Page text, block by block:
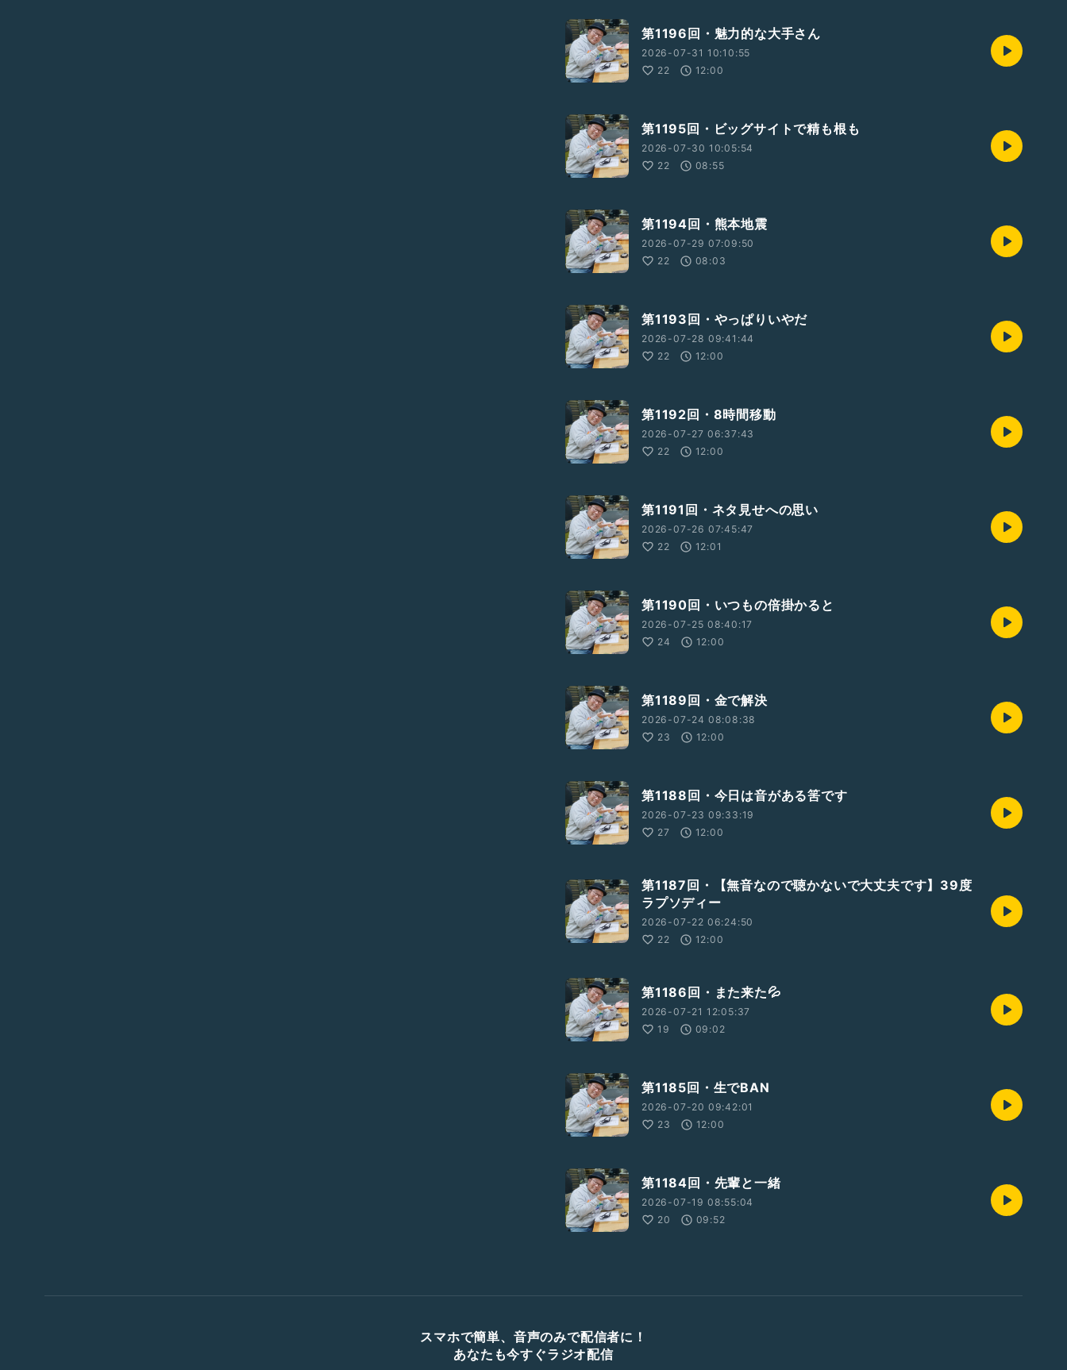
第1196回・魅力的な大手さん
2026-07-31 10:10:55
22
12:00
第1195回・ビッグサイトで精も根も
2026-07-30 10:05:54
22
08:55
第1194回・熊本地震
2026-07-29 07:09:50
22
08:03
第1193回・やっぱりいやだ
2026-07-28 09:41:44
22
12:00
第1192回・8時間移動
2026-07-27 06:37:43
22
12:00
第1191回・ネタ見せへの思い
2026-07-26 07:45:47
22
12:01
第1190回・いつもの倍掛かると
2026-07-25 08:40:17
24
12:00
第1189回・金で解決
2026-07-24 08:08:38
23
12:00
第1188回・今日は音がある筈です
2026-07-23 09:33:19
27
12:00
第1187回・【無音なので聴かないで大丈夫です】39度
ラプソディー
2026-07-22 06:24:50
22
12:00
第1186回・また来た💦
2026-07-21 12:05:37
19
09:02
第1185回・生でBAN
2026-07-20 09:42:01
23
12:00
第1184回・先輩と一緒
2026-07-19 08:55:04
20
09:52
スマホで簡単、音声のみで配信者に！
あなたも今すぐラジオ配信